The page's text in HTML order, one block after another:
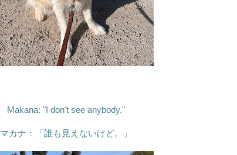
Makana: "I don't see anybody."
マカナ：「誰も見えないけど。」